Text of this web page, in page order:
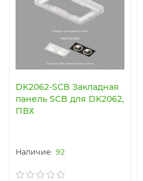
DK2062-SCB Закладная
панель SCB для DK2062,
ПВХ
92